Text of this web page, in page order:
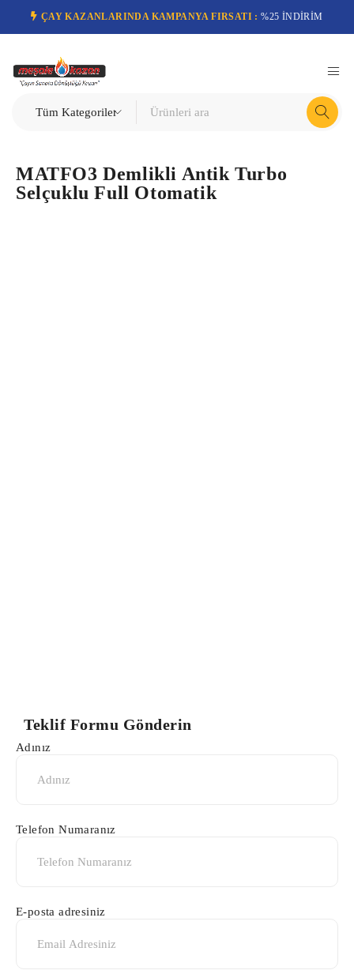
ÇAY KAZANLARINDA KAMPANYA FIRSATI : %25 İNDİRİM
MATFO3 Demlikli Antik Turbo
Selçuklu Full Otomatik
Teklif Formu Gönderin
Adınız
Telefon Numaranız
E-posta adresiniz